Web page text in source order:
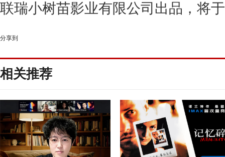
联瑞小树苗影业有限公司出品， 将
分享到
相关推荐